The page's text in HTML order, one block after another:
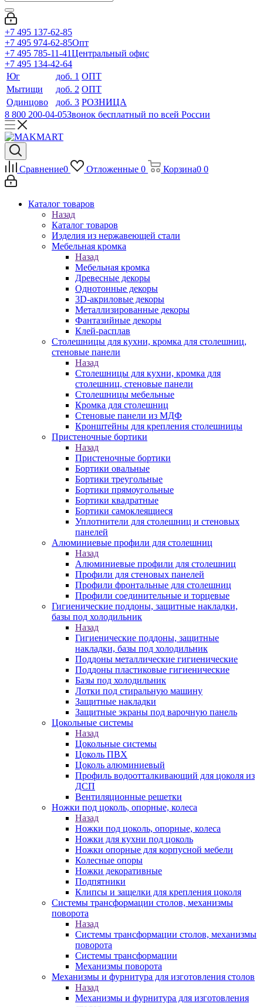
+7 495 137-62-85
+7 495 974-62-85Опт
+7 495 785-11-41Центральный офис
+7 495 134-42-64
Юг
доб. 1 ОПТ
Мытищи
доб. 2 ОПТ
Одинцово
доб. 3 РОЗНИЦА
8 800 200-04-05Звонок бесплатный по всей России
Сравнение0 Отложенные 0 Корзина0 0
Каталог товаров
Назад
Каталог товаров
Изделия из нержавеющей стали
Мебельная кромка
Назад
Мебельная кромка
Древесные декоры
Однотонные декоры
3D-акриловые декоры
Металлизированные декоры
Фантазийные декоры
Клей-расплав
Столешницы для кухни, кромка для столешниц,
стеновые панели
Назад
Столешницы для кухни, кромка для
столешниц, стеновые панели
Столешницы мебельные
Кромка для столешниц
Стеновые панели из МДФ
Кронштейны для крепления столешницы
Пристеночные бортики
Назад
Пристеночные бортики
Бортики овальные
Бортики треугольные
Бортики прямоугольные
Бортики квадратные
Бортики самоклеящиеся
Уплотнители для столешниц и стеновых
панелей
Алюминиевые профили для столешниц
Назад
Алюминиевые профили для столешниц
Профили для стеновых панелей
Профили фронтальные для столешниц
Профили соединительные и торцевые
Гигиенические поддоны, защитные накладки,
базы под холодильник
Назад
Гигиенические поддоны, защитные
накладки, базы под холодильник
Поддоны металлические гигиенические
Поддоны пластиковые гигиенические
Базы под холодильник
Лотки под стиральную машину
Защитные накладки
Защитные экраны под варочную панель
Цокольные системы
Назад
Цокольные системы
Цоколь ПВХ
Цоколь алюминиевый
Профиль водоотталкивающий для цоколя из
ДСП
Вентиляционные решетки
Ножки под цоколь, опорные, колеса
Назад
Ножки под цоколь, опорные, колеса
Ножки для кухни под цоколь
Ножки опорные для корпусной мебели
Колесные опоры
Ножки декоративные
Подпятники
Клипсы и защелки для крепления цоколя
Системы трансформации столов, механизмы
поворота
Назад
Системы трансформации столов, механизмы
поворота
Системы трансформации
Механизмы поворота
Механизмы и фурнитура для изготовления столов
Назад
Механизмы и фурнитура для изготовления